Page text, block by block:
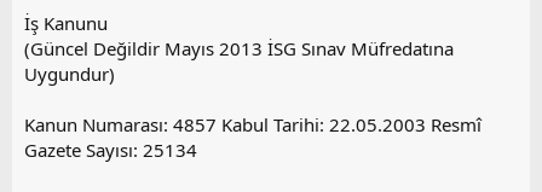
a
ş
l
t
a
n
ç
r
i
h
İş Kanunu
(Güncel Değildir Mayıs 2013 İSG Sınav Müfredatına
Uygundur)
Kanun Numarası: 4857 Kabul Tarihi: 22.05.2003 Resmî
Gazete Sayısı: 25134